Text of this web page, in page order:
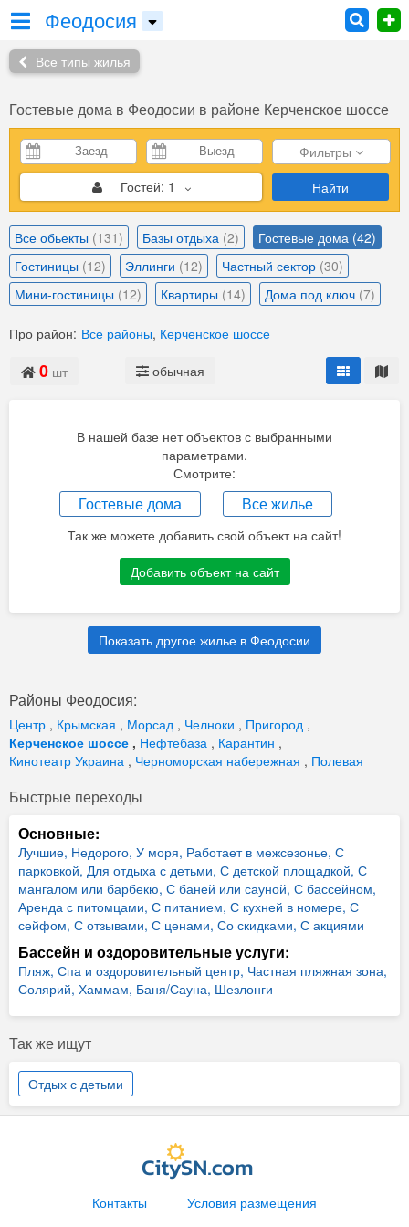
Феодосия
Все типы жилья
Гостевые дома в Феодосии в районе Керченское шоссе
Фильтры
Гостей: 1 Найти
Все обьекты (131) Базы отдыха (2) Гостевые дома (42)
Гостиницы (12) Эллинги (12) Частный сектор (30)
Мини-гостиницы (12) Квартиры (14) Дома под ключ (7)
Про район: Все районы, Керченское шоссе
0 шт обычная
В нашей базе нет объектов с выбранными
параметрами.
Смотрите:
Гостевые дома Все жилье
Так же можете добавить свой объект на сайт!
Добавить объект на сайт
Показать другое жилье в Феодосии
Районы Феодосия:
Центр , Крымская , Морсад , Челноки , Пригород ,
Керченское шоссе , Нефтебаза , Карантин ,
Кинотеатр Украина , Черноморская набережная , Полевая
Быстрые переходы
Основные:
Лучшие, Недорого, У моря, Работает в межсезонье, С
парковкой, Для отдыха с детьми, С детской площадкой, С
мангалом или барбекю, С баней или сауной, С бассейном,
Аренда с питомцами, С питанием, С кухней в номере, С
сейфом, С отзывами, С ценами, Со скидками, С акциями
Бассейн и оздоровительные услуги:
Пляж, Спа и оздоровительный центр, Частная пляжная зона,
Солярий, Хаммам, Баня/Сауна, Шезлонги
Так же ищут
Отдых с детьми
Контакты Условия размещения